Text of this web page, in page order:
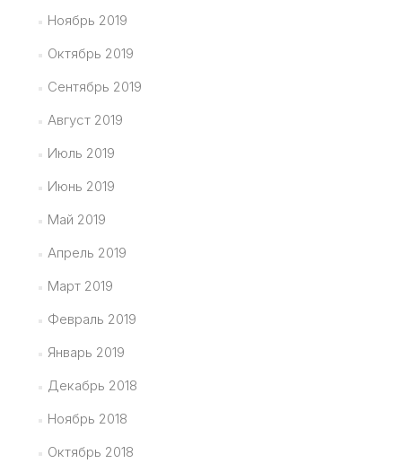
Ноябрь 2019
Октябрь 2019
Сентябрь 2019
Август 2019
Июль 2019
Июнь 2019
Май 2019
Апрель 2019
Март 2019
Февраль 2019
Январь 2019
Декабрь 2018
Ноябрь 2018
Октябрь 2018